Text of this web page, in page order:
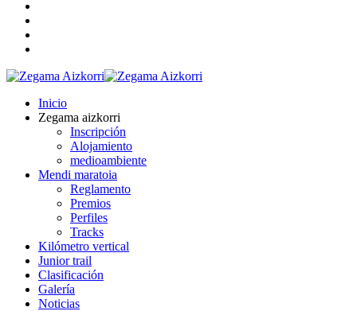
Inicio
Zegama aizkorri
Inscripción
Alojamiento
medioambiente
Mendi maratoia
Reglamento
Premios
Perfiles
Tracks
Kilómetro vertical
Junior trail
Clasificación
Galería
Noticias